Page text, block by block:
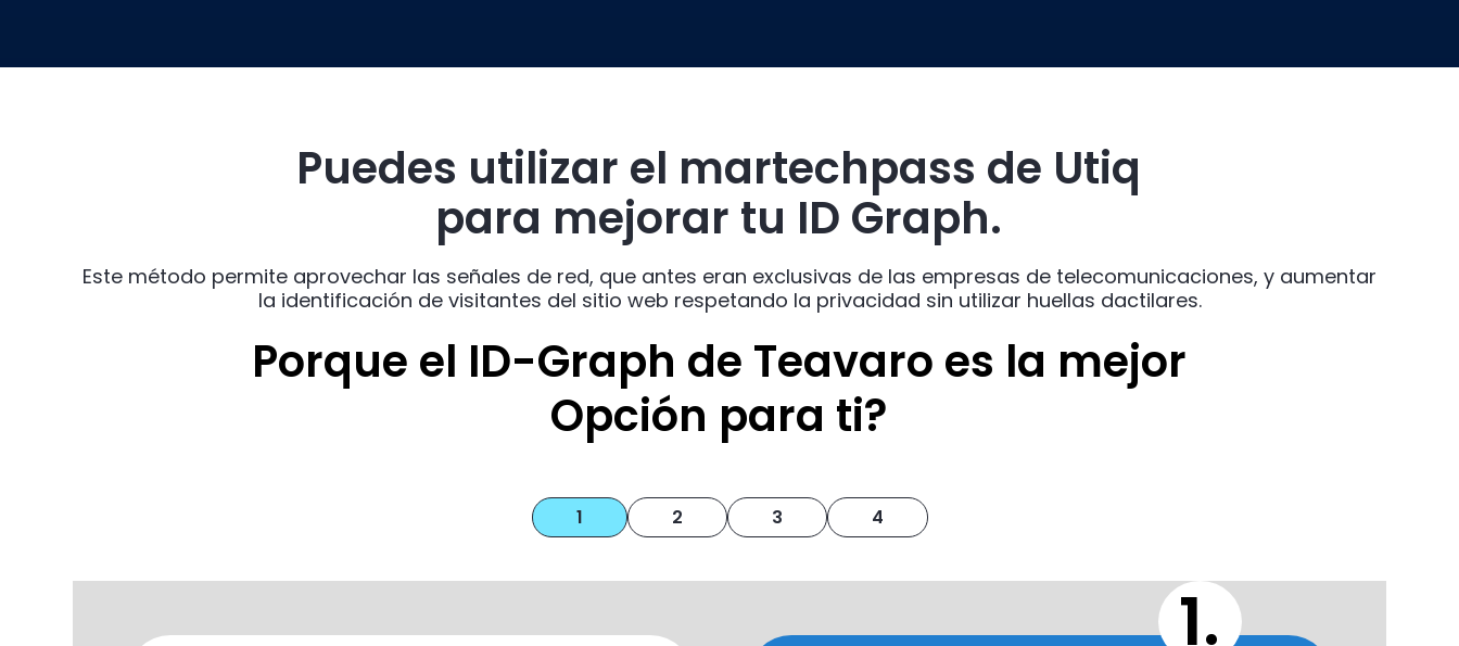
Puedes utilizar el martechpass de Utiq
para mejorar tu ID Graph.
Este método permite aprovechar las señales de red, que antes eran exclusivas de las empresas de telecomunicaciones, y aumentar
la identificación de visitantes del sitio web respetando la privacidad sin utilizar huellas dactilares.
Porque el ID-Graph de Teavaro es la mejor
Opción para ti?
1 2 3 4
1.